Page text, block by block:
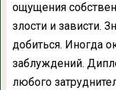
ощущения
злости и зависти.
добиться. Иногда
заблуждений.
любого